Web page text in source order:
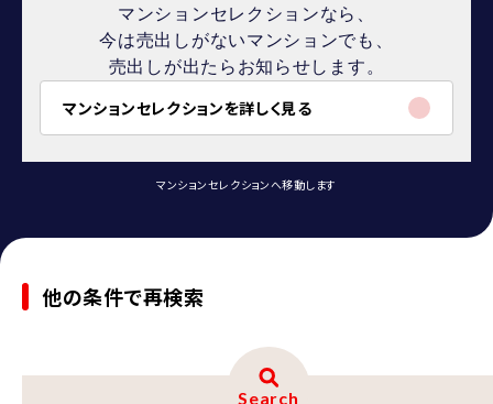
マンションセレクションなら、
今は売出しがないマンションでも、
売出しが出たらお知らせします。
マンションセレクションを詳しく見る
マンションセレクションへ移動します
他の条件で再検索
Search